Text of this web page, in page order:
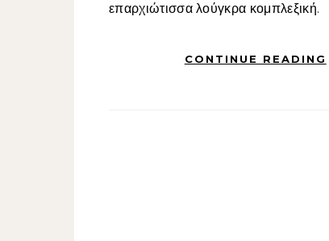
επαρχιώτισσα λούγκρα κομπλεξική.
CONTINUE READING